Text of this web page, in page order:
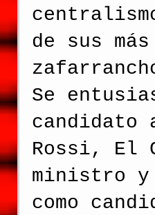
de sus
Se
Rossi, El
ministro
como